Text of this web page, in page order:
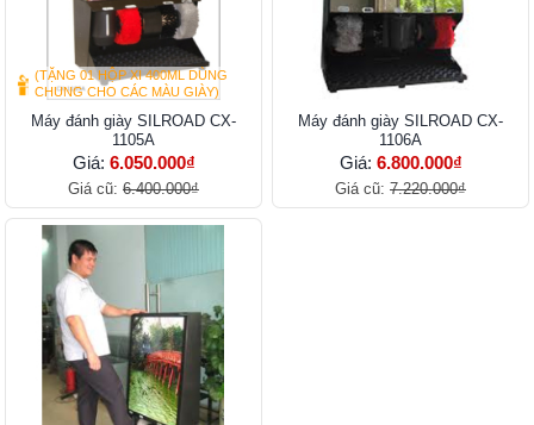
(TẶNG 01 HỘP XI 400ML DÙNG
CHUNG CHO CÁC MÀU GIÀY)
Máy đánh giày SILROAD CX-
1105A
Giá: 6.050.000₫
Giá cũ: 6.400.000₫
Máy đánh giày SILROAD CX-
1106A
Giá: 6.800.000₫
Giá cũ: 7.220.000₫